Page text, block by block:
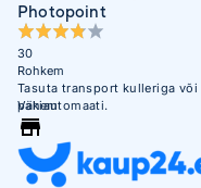
Photopoint
30
Rohkem
Tasuta transport kulleriga või
pakiautomaati.
Vähem